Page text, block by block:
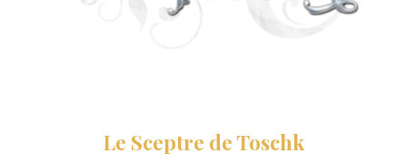
Le Sceptre de Toschk